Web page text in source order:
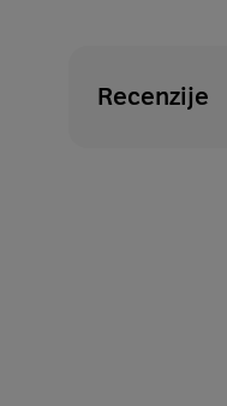
Recenzije